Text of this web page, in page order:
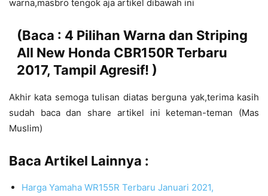
warna,masbro tengok aja artikel dibawah ini
(Baca : 4 Pilihan Warna dan Striping
All New Honda CBR150R Terbaru
2017, Tampil Agresif! )
Akhir kata semoga tulisan diatas berguna yak,terima kasih
sudah baca dan share artikel ini keteman-teman (Mas
Muslim)
Baca Artikel Lainnya :
Harga Yamaha WR155R Terbaru Januari 2021,